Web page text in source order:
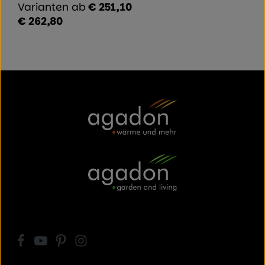
Varianten ab € 251,10
Regulärer Preis:
€ 262,80